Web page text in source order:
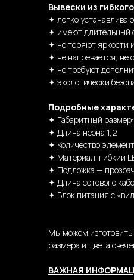
Вывески из
✦ легко
✦ имеют длительный
✦ не теряют яркости
✦ не нагревается, не
✦ не требуют
✦ экологически
Подробные
✦ Габаритный
✦ Длина неона 1,2
✦ Количество
✦ Материал: гибкий
✦ Подложка —
✦ Длина сетевого
✦ Блок питания с
Мы можем
размера и цвета
ВАЖНАЯ